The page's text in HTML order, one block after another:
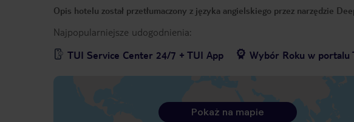
Opis hotelu został przetłumaczony z języka angielskiego przez narzędzie
Najpopularniejsze udogodnienia:
TUI Service Center 24/7 + TUI App
Wybór Roku w portalu
Pokaż na mapie